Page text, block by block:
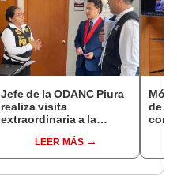
Jefe de la ODANC Piura
realiza visita
extraordinaria a la
JudicialLEER MÁS
de